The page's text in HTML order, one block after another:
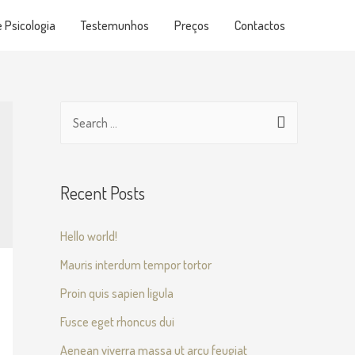
Psicologia Testemunhos Preços Contactos
Recent Posts
Hello world!
Mauris interdum tempor tortor
Proin quis sapien ligula
Fusce eget rhoncus dui
Aenean viverra massa ut arcu feugiat